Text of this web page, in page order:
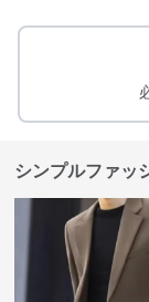
シンプルファッ